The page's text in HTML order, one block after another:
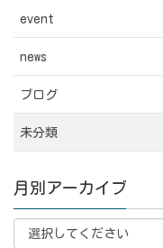
event
news
ブログ
未分類
月別アーカイブ